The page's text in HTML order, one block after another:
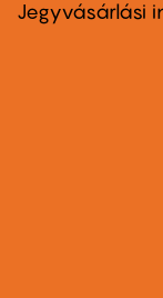
Jegyvásárlási